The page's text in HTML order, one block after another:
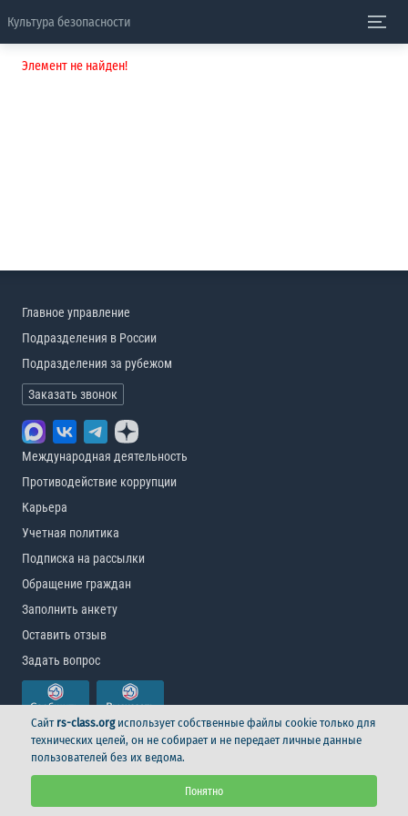
Культура безопасности
Элемент не найден!
Главное управление
Подразделения в России
Подразделения за рубежом
Заказать звонок
Международная деятельность
Противодействие коррупции
Карьера
Учетная политика
Подписка на рассылки
Обращение граждан
Заполнить анкету
Оставить отзыв
Задать вопрос
© Российский морской регистр судоходства, 2026
Логотип
Сайт rs-class.orgиспользует собственные файлы cookie только для
технических целей, он не собирает и не передает личные данные
пользователей без их ведома.
Понятно